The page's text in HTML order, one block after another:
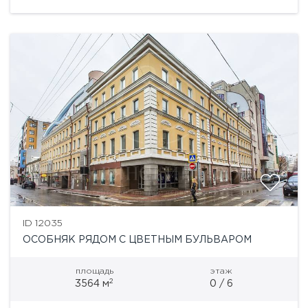
ID 12035
ОСОБНЯК РЯДОМ С ЦВЕТНЫМ БУЛЬВАРОМ
площадь
3564 м2
этаж
0 / 6